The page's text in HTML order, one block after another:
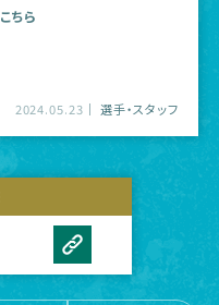
ちら
2024.05.23 選手・スタッフ